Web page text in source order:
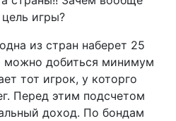
игры?
из стран наберет 25
можно добиться минимум
тот игрок, у которго
Перед этим подсчетом
доход. По бондам